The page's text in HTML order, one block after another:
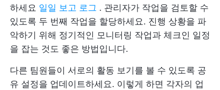
하세요 일일 보고 로그 . 관리자가 작업을 검토할 수
있도록 두 번째 작업을 할당하세요. 진행 상황을 파
악하기 위해 정기적인 모니터링 작업과 체크인 일정
을 잡는 것도 좋은 방법입니다.
다른 팀원들이 서로의 활동 보기를 볼 수 있도록 공
유 설정을 업데이트하세요. 이렇게 하면 각자의 업